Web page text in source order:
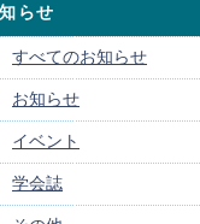
らせ
すべてのお知らせ
お知らせ
イベント
学会誌